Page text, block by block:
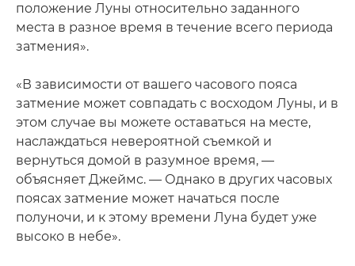
положение Луны относительно заданного
места в разное время в течение всего периода
затмения».
«В зависимости от вашего часового пояса
затмение может совпадать с восходом Луны, и в
этом случае вы можете оставаться на месте,
наслаждаться невероятной съемкой и
вернуться домой в разумное время, —
объясняет Джеймс. — Однако в других часовых
поясах затмение может начаться после
полуночи, и к этому времени Луна будет уже
высоко в небе».